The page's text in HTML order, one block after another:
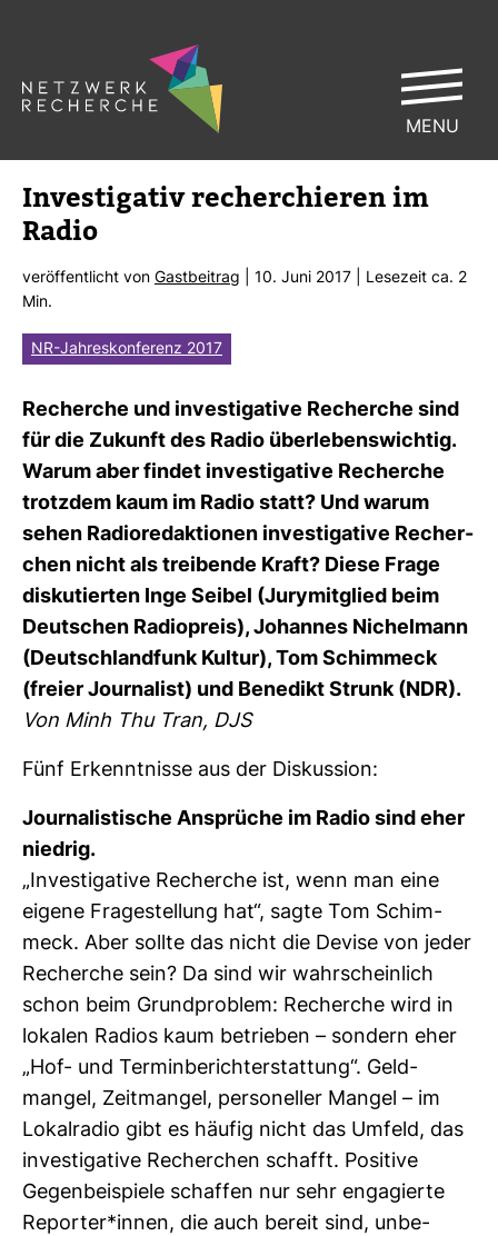
Inves­ti­gativ recher­chieren im
Radio
ver­öf­fent­licht von Gast­bei­trag | 10. Juni 2017 | Lese­zeit ca. 2
Min.
NR-Jahreskonferenz 2017
Recherche und inves­ti­ga­tive Recherche sind
für die Zukunft des Radio über­le­bens­wichtig.
Warum aber findet inves­ti­ga­tive Recherche
trotzdem kaum im Radio statt? Und warum
sehen Radio­re­dak­tionen inves­ti­ga­tive Recher­
chen nicht als trei­bende Kraft? Diese Frage
dis­ku­tierten Inge Seibel (Jury­mit­glied beim
Deut­schen Radio­preis), Johannes Nichelmann
(Deutsch­land­funk Kultur), Tom Schim­meck
(freier Jour­na­list) und Bene­dikt Strunk (NDR).
Von Minh Thu Tran, DJS
Fünf Erkennt­nisse aus der Dis­kus­sion:
Jour­na­lis­ti­sche Ansprüche im Radio sind eher
niedrig.
„Inves­ti­ga­tive Recherche ist, wenn man eine
eigene Fra­ge­stel­lung hat“, sagte Tom Schim­
meck. Aber sollte das nicht die Devise von jeder
Recherche sein? Da sind wir wahr­schein­lich
schon beim Grund­pro­blem: Recherche wird in
lokalen Radios kaum betrieben – son­dern eher
„Hof- und Ter­min­be­richt­erstat­tung“. Geld­
mangel, Zeit­mangel, per­so­neller Mangel – im
Lokal­radio gibt es häufig nicht das Umfeld, das
inves­ti­ga­tive Recher­chen schafft. Posi­tive
Gegen­bei­spiele schaffen nur sehr enga­gierte
Reporter*innen, die auch bereit sind, unbe­
MENU